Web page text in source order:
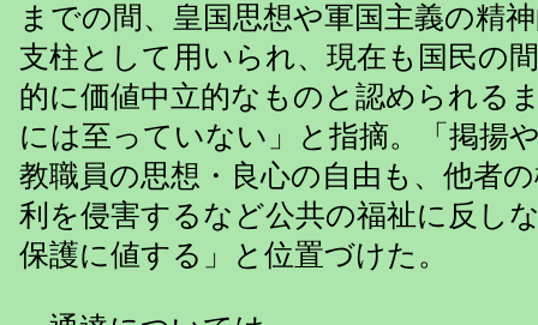
までの間、皇国思想や軍国主義の精
支柱として用いられ、現在も国民の
的に価値中立的なものと認められる
には至っていない」と指摘。「掲揚
教職員の思想・良心の自由も、他者
利を侵害するなど公共の福祉に反し
保護に値する」と位置づけた。